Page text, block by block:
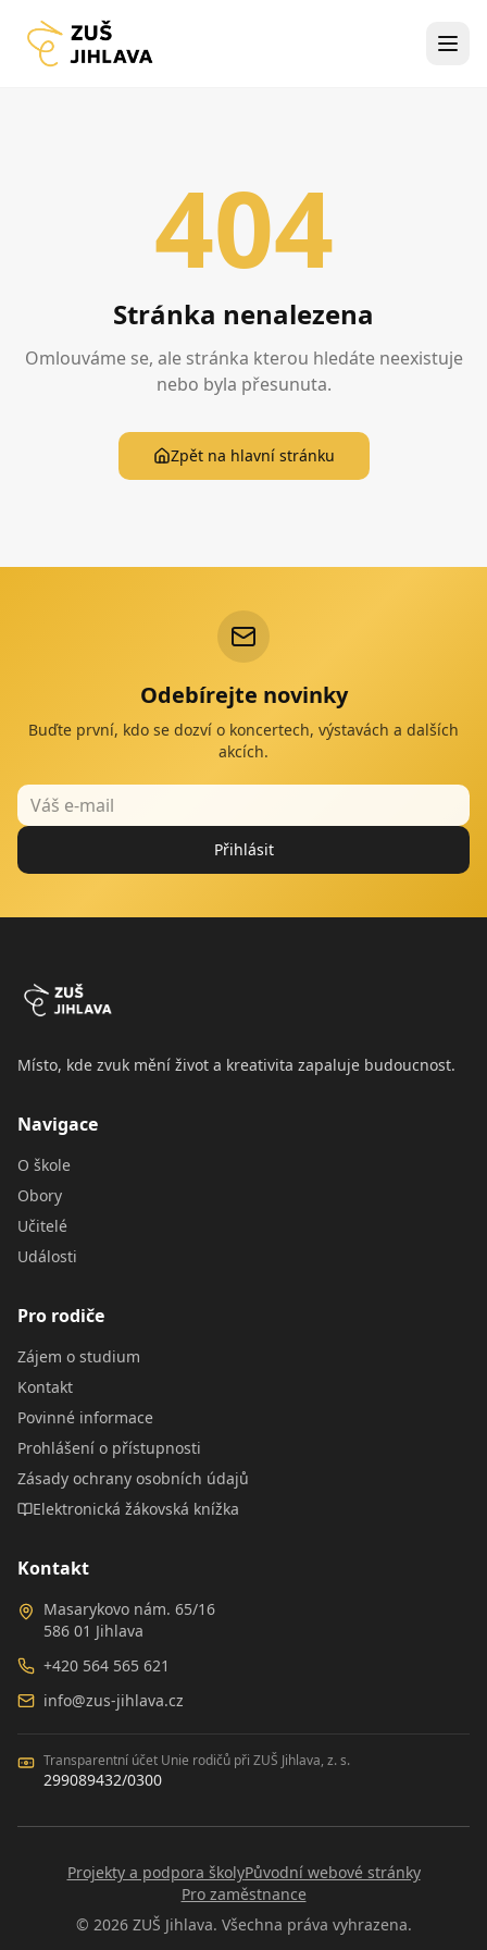
404
Stránka nenalezena
Omlouváme se, ale stránka kterou hledáte neexistuje
nebo byla přesunuta.
Zpět na hlavní stránku
Odebírejte novinky
Buďte první, kdo se dozví o koncertech, výstavách a dalších
akcích.
Přihlásit
Místo, kde zvuk mění život a kreativita zapaluje budoucnost.
Navigace
O škole
Obory
Učitelé
Události
Pro rodiče
Zájem o studium
Kontakt
Povinné informace
Prohlášení o přístupnosti
Zásady ochrany osobních údajů
Elektronická žákovská knížka
Kontakt
Masarykovo nám. 65/16
586 01 Jihlava
+420 564 565 621
info@zus-jihlava.cz
Transparentní účet Unie rodičů při ZUŠ Jihlava, z. s.
299089432/0300
Projekty a podpora školyPůvodní webové stránky
Pro zaměstnance
© 2026ZUŠ Jihlava. Všechna práva vyhrazena.